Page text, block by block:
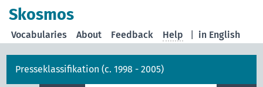
Skosmos
in English
Vocabularies About Feedback Help
Presseklassifikation (c. 1998 - 2005)